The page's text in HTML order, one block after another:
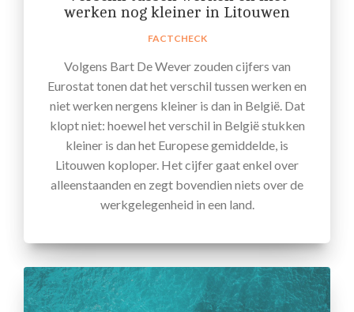
werken nog kleiner in Litouwen
FACTCHECK
Volgens Bart De Wever zouden cijfers van
Eurostat tonen dat het verschil tussen werken en
niet werken nergens kleiner is dan in België. Dat
klopt niet: hoewel het verschil in België stukken
kleiner is dan het Europese gemiddelde, is
Litouwen koploper. Het cijfer gaat enkel over
alleenstaanden en zegt bovendien niets over de
werkgelegenheid in een land.